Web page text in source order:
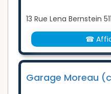
13 Rue Lena Bernstein
☎
Garage Moreau